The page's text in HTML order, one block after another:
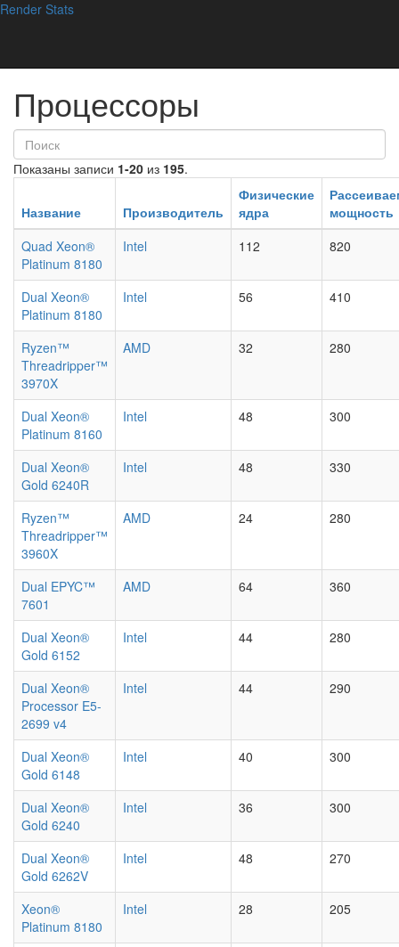
Render Stats
immers.cloud
Процессоры
Показаны записи 1-20 из 195.
Название Производитель
Физические
ядра
мощность
Quad Xeon®
Platinum 8180
Intel 112 820
Dual Xeon®
Platinum 8180
Intel 56 410
Ryzen™
Threadripper™
3970X
AMD 32 280
Dual Xeon®
Platinum 8160
Intel 48 300
Dual Xeon®
Gold 6240R
Intel 48 330
Ryzen™
Threadripper™
3960X
AMD 24 280
Dual EPYC™
7601
AMD 64 360
Dual Xeon®
Gold 6152
Intel 44 280
Dual Xeon®
Processor E5-
2699 v4
Intel 44 290
Dual Xeon®
Gold 6148
Intel 40 300
Dual Xeon®
Gold 6240
Intel 36 300
Dual Xeon®
Gold 6262V
Intel 48 270
Xeon®
Platinum 8180
Intel 28 205